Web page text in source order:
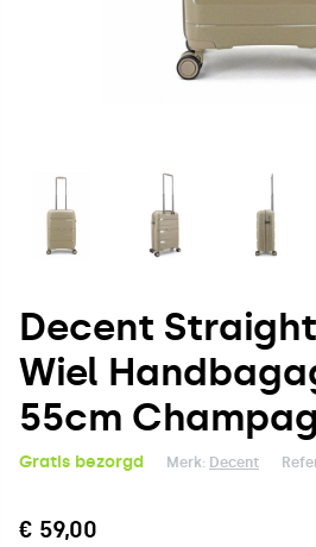
Decent
Wiel
55cm
Gratis bezorgd Merk: Decent
€ 59,00